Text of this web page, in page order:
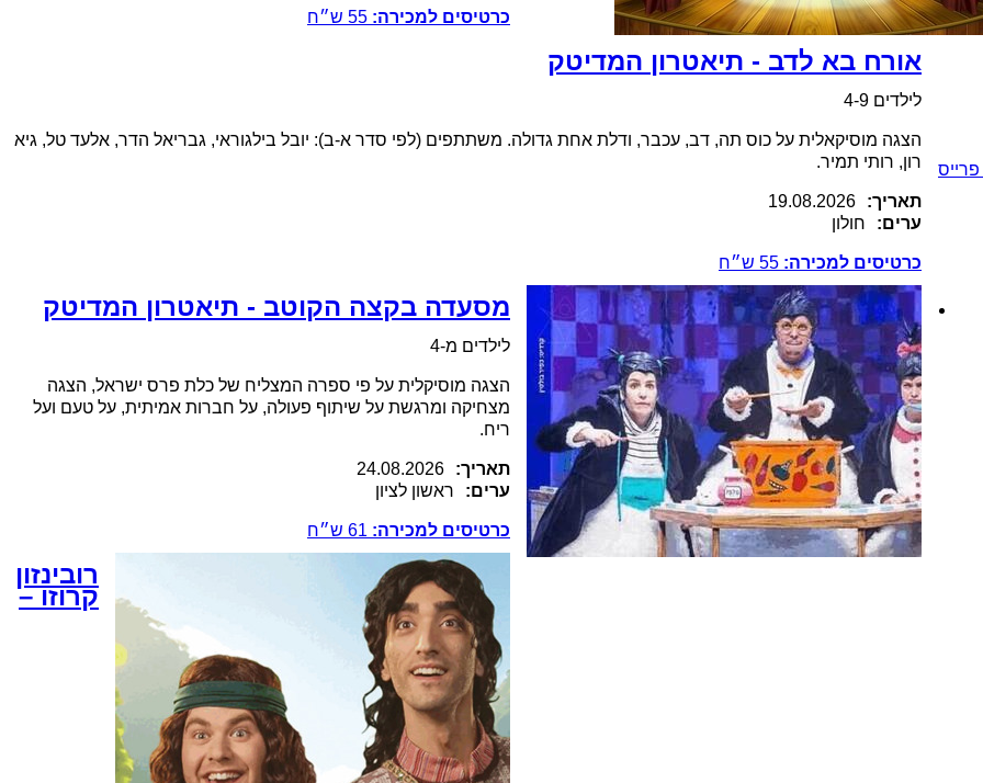
כרטיסים למכירה: 55 ש״ח
אורח בא לדב - תיאטרון המדיטק
לילדים 4-9
הצגה מוסיקאלית על כוס תה, דב, עכבר, ודלת אחת גדולה. משתתפים (לפי סדר א-ב): יובל בילגוראי, גבריאל הדר, אלעד טל, גיא
רון, רותי תמיר.
תאריך:
19.08.2026
ערים:
חולון
כרטיסים למכירה: 55 ש״ח
מסעדה בקצה הקוטב - תיאטרון המדיטק
לילדים מ-4
הצגה מוסיקלית על פי ספרה המצליח של כלת פרס ישראל, הצגה
מצחיקה ומרגשת על שיתוף פעולה, על חברות אמיתית, על טעם ועל
ריח.
תאריך:
24.08.2026
ערים:
ראשון לציון
כרטיסים למכירה: 61 ש״ח
רובינזון
קרוזו –